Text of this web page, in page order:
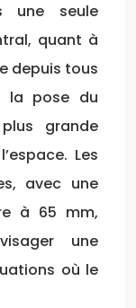
une seule
quant à
depuis tous
la pose du
grande
Les
avec une
à 65 mm,
une
où le